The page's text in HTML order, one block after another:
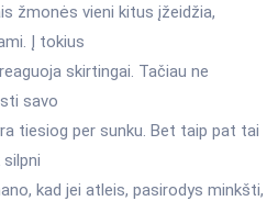
žmonės vieni kitus įžeidžia,
Į tokius
skirtingai. Tačiau ne
savo
tiesiog per sunku. Bet taip pat tai
kad jei atleis, pasirodys minkšti,